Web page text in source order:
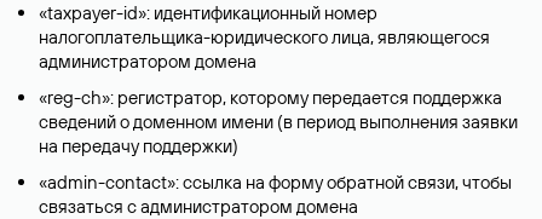
«taxpayer-id»: идентификационный номер
налогоплательщика-юридического лица, являющегося
администратором домена
«reg-ch»: регистратор, которому передается поддержка
сведений о доменном имени (в период выполнения заявки
на передачу поддержки)
«admin-contact»: ссылка на форму обратной связи, чтобы
связаться с администратором домена